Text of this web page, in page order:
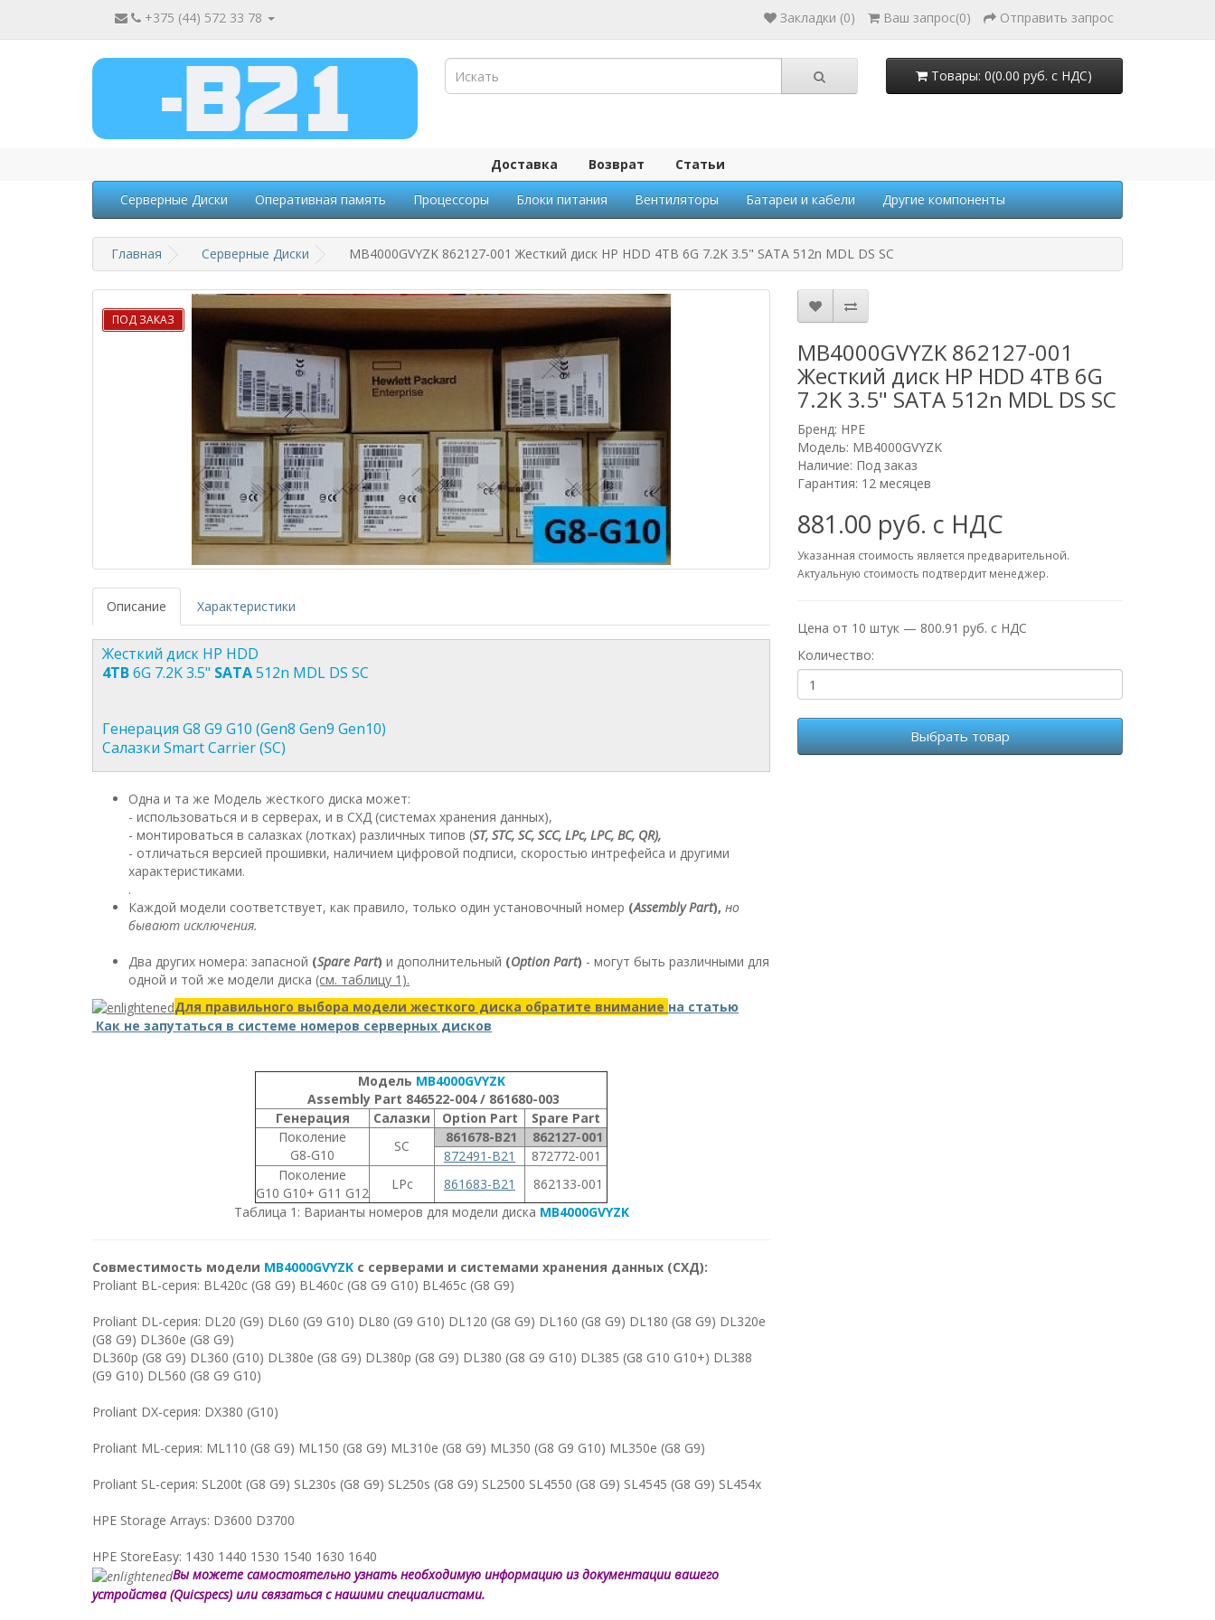
+375 (44) 572 33 78 Закладки (0) Ваш запрос(0) Отправить запрос
Товары: 0(0.00 руб. с НДС)
Доставка Возврат Статьи
Серверные Диски Оперативная память Процессоры Блоки питания Вентиляторы Батареи и кабели Другие компоненты
Главная Серверные Диски MB4000GVYZK 862127-001 Жесткий диск HP HDD 4TB 6G 7.2K 3.5" SATA 512n MDL DS SC
ПОД ЗАКАЗ
Описание Характеристики
Жесткий диск HP HDD
4TB6G 7.2K 3.5" SATA512n MDL DS SC
Генерация G8 G9 G10 (Gen8 Gen9 Gen10)
Салазки Smart Carrier (SC)
Одна и та же Модель жесткого диска может:
- использоваться и в серверах, и в СХД (системах хранения данных),
- монтироваться в салазках (лотках) различных типов (ST, STC, SC, SCC, LPc, LPC, BC, QR),
- отличаться версией прошивки, наличием цифровой подписи, скоростью интрефейса и другими
характеристиками.
.
Каждой модели соответствует, как правило, только один установочный номер (Assembly Part), но
бывают исключения.
Два других номера: запасной (Spare Part) и дополнительный (Option Part) - могут быть различными для
одной и той же модели диска (см. таблицу 1).
Для правильного выбора модели жесткого диска обратите внимание на статью
Как не запутаться в системе номеров серверных дисков
Модель MB4000GVYZK
Assembly Part 846522-004 / 861680-003
Генерация
Салазки Option Part
Spare Part
Поколение
G8-G10
SC
861678-B21
862127-001
872491-B21
872772-001
Поколение
G10 G10+ G11 G12
LPc 861683-B21
862133-001
Таблица 1: Варианты номеров для модели диска MB4000GVYZK
Совместимость модели MB4000GVYZK с серверами и системами хранения данных (СХД):
Proliant BL-серия: BL420c (G8 G9) BL460c (G8 G9 G10) BL465c (G8 G9)
Proliant DL-серия: DL20 (G9) DL60 (G9 G10) DL80 (G9 G10) DL120 (G8 G9) DL160 (G8 G9) DL180 (G8 G9) DL320e
(G8 G9) DL360e (G8 G9)
DL360p (G8 G9) DL360 (G10) DL380e (G8 G9) DL380p (G8 G9) DL380 (G8 G9 G10) DL385 (G8 G10 G10+) DL388
(G9 G10) DL560 (G8 G9 G10)
Proliant DX-серия: DX380 (G10)
Proliant ML-серия: ML110 (G8 G9) ML150 (G8 G9) ML310e (G8 G9) ML350 (G8 G9 G10) ML350e (G8 G9)
Proliant SL-серия: SL200t (G8 G9) SL230s (G8 G9) SL250s (G8 G9) SL2500 SL4550 (G8 G9) SL4545 (G8 G9) SL454x
HPE Storage Arrays: D3600 D3700
HPE StoreEasy: 1430 1440 1530 1540 1630 1640
Вы можете самостоятельно узнать необходимую информацию из документации вашего
устройства (Quicspecs) или связаться с нашими специалистами.
MB4000GVYZK 862127-001
Жесткий диск HP HDD 4TB 6G
7.2K 3.5" SATA 512n MDL DS SC
Бренд: HPE
Модель: MB4000GVYZK
Наличие: Под заказ
Гарантия: 12 месяцев
881.00 руб. с НДС
Указанная стоимость является предварительной.
Актуальную стоимость подтвердит менеджер.
Цена от 10 штук — 800.91 руб. с НДС
Количество:
Выбрать товар